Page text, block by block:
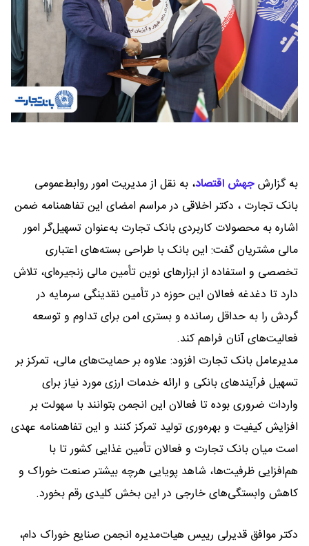
به گزارشجهش اقتصاد، به نقل از مدیریت امور روابط‌عمومی
بانک تجارت ، دکتر اخلاقی در مراسم امضای این تفاهمنامه ضمن
اشاره به محصولات کاربردی بانک تجارت به‌عنوان تسهیل‌گر امور
مالی مشتریان گفت: این بانک با طراحی بسته‌های اعتباری
تخصصی و استفاده از ابزارهای نوین تأمین مالی زنجیره‌ای، تلاش
دارد تا دغدغه فعالان این حوزه در تأمین نقدینگی سرمایه در
گردش را به حداقل رسانده و بستری امن برای تداوم و توسعه
فعالیت‌های آنان فراهم کند.
مدیرعامل بانک تجارت افزود: علاوه بر حمایت‌های مالی، تمرکز بر
تسهیل فرآیندهای بانکی و ارائه خدمات ارزی مورد نیاز برای
واردات ضروری بوده تا فعالان این انجمن بتوانند با سهولت بر
افزایش کیفیت و بهره‌وری تولید تمرکز کنند و این تفاهمنامه عهدی
است میان بانک تجارت و فعالان تأمین غذایی کشور تا با
هم‌افزایی ظرفیت‌ها، شاهد پویایی هرچه بیشتر صنعت خوراک و
کاهش وابستگی‌های خارجی در این بخش کلیدی رقم بخورد.
دکتر موافق قدیرلی رییس هیات‌مدیره انجمن صنایع خوراک دام،